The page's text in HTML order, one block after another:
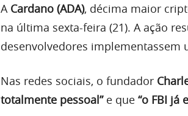
A Cardano (ADA), décima maior
na última sexta-feira (21). A ação
desenvolvedores implementassem
Nas redes sociais, o fundador
totalmente pessoal”e que “o FBI já